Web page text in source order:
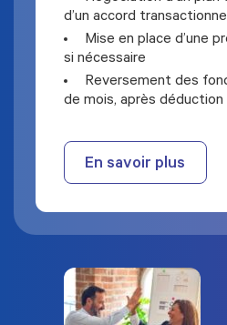
d’un accord
Mise en place d’une
si nécessaire
Reversement des
de mois, après déduction
En savoir plus